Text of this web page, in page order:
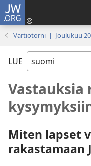
JW.ORG
Vartiotorni | Joulukuu
LUE
Miten lapset
rakastamaan